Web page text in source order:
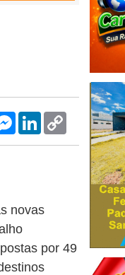
Messenger
LinkedIn
novas
por 49